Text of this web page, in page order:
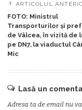
ARTICOLUL
FOTO: Ministrul
Transporturilor și
de Vâlcea, în vizită de
pe DN7, la viaductul
Mic
Lasă un
Adresa ta de email nu